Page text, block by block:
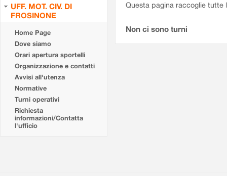
UFF. MOT. CIV. DI
FROSINONE
Home Page
Dove siamo
Orari apertura sportelli
Organizzazione e contatti
Avvisi all'utenza
Normative
Turni operativi
Richiesta
informazioni/Contatta
l'ufficio
Questa pagina raccoglie tutte
Non ci sono turni